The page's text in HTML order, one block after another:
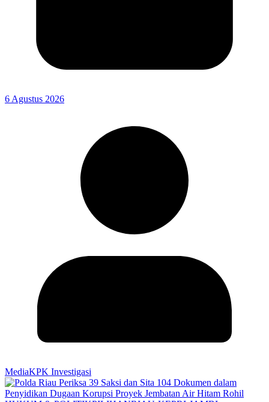
6 Agustus 2026
MediaKPK Investigasi